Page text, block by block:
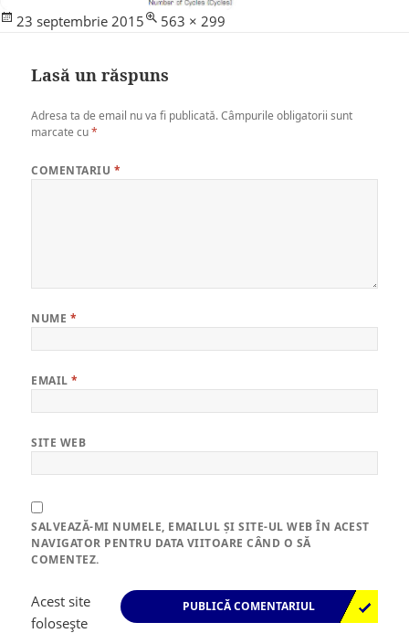
Posted
23 septembrie 2015
Full
563 × 299
Lasă un răspuns
Adresa ta de email nu va fi publicată. Câmpurile obligatorii sunt
marcate cu*
COMENTARIU *
NUME *
EMAIL*
SITE WEB
SALVEAZĂ-MI NUMELE, EMAILUL ȘI SITE-UL WEB ÎN ACEST
NAVIGATOR PENTRU DATA VIITOARE CÂND O SĂ
COMENTEZ.
Acest site
folosește